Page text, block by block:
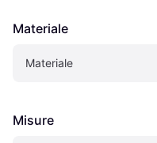
Materiale
Materiale
Misure